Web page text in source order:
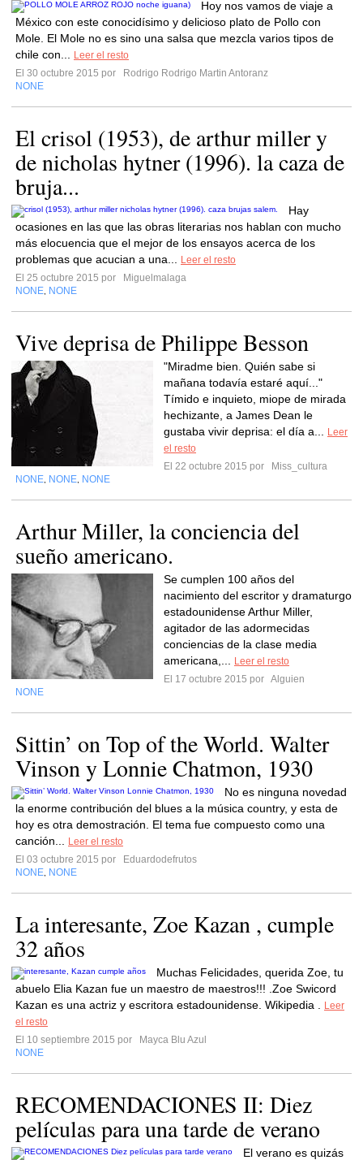
Hoy nos vamos de viaje a
México con este conocidísimo y delicioso plato de Pollo con
Mole. El Mole no es sino una salsa que mezcla varios tipos de
chile con...
Leer el resto
El 30 octubre 2015 por
Rodrigo Rodrigo Martin Antoranz
NONE
El crisol (1953), de arthur miller y
de nicholas hytner (1996). la caza de
bruja...
Hay
ocasiones en las que las obras literarias nos hablan con mucho
más elocuencia que el mejor de los ensayos acerca de los
problemas que acucian a una...
Leer el resto
El 25 octubre 2015 por
Miguelmalaga
NONE NONE
Vive deprisa de Philippe Besson
"Miradme bien. Quién sabe si
mañana todavía estaré aquí..."
Tímido e inquieto, miope de mirada
hechizante, a James Dean le
gustaba vivir deprisa: el día a...
Leer
el resto
El 22 octubre 2015 por
Miss_cultura
NONE NONE NONE
Arthur Miller, la conciencia del
sueño americano.
Se cumplen 100 años del
nacimiento del escritor y dramaturgo
estadounidense Arthur Miller,
agitador de las adormecidas
conciencias de la clase media
americana,...
Leer el resto
El 17 octubre 2015 por Alguien
NONE
Sittin’ on Top of the World. Walter
Vinson y Lonnie Chatmon, 1930
No es ninguna novedad
la enorme contribución del blues a la música country, y esta de
hoy es otra demostración. El tema fue compuesto como una
canción...
Leer el resto
El 03 octubre 2015 por
Eduardodefrutos
NONE NONE
La interesante, Zoe Kazan , cumple
32 años
Muchas Felicidades, querida Zoe, tu
abuelo Elia Kazan fue un maestro de maestros!!! .Zoe Swicord
Kazan es una actriz y escritora estadounidense. Wikipedia .
Leer
el resto
El 10 septiembre 2015 por
Mayca Blu Azul
NONE
RECOMENDACIONES II: Diez
películas para una tarde de verano
El verano es quizás